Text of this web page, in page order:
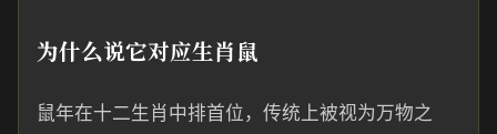
为什么说它对应生肖鼠
鼠年在十二生肖中排首位，传统上被视为万物之